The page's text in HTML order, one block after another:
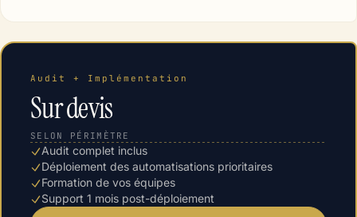
Audit + Implémentation
Sur devis
SELON PÉRIMÈTRE
Audit complet inclus
Déploiement des automatisations prioritaires
Formation de vos équipes
Support 1 mois post-déploiement